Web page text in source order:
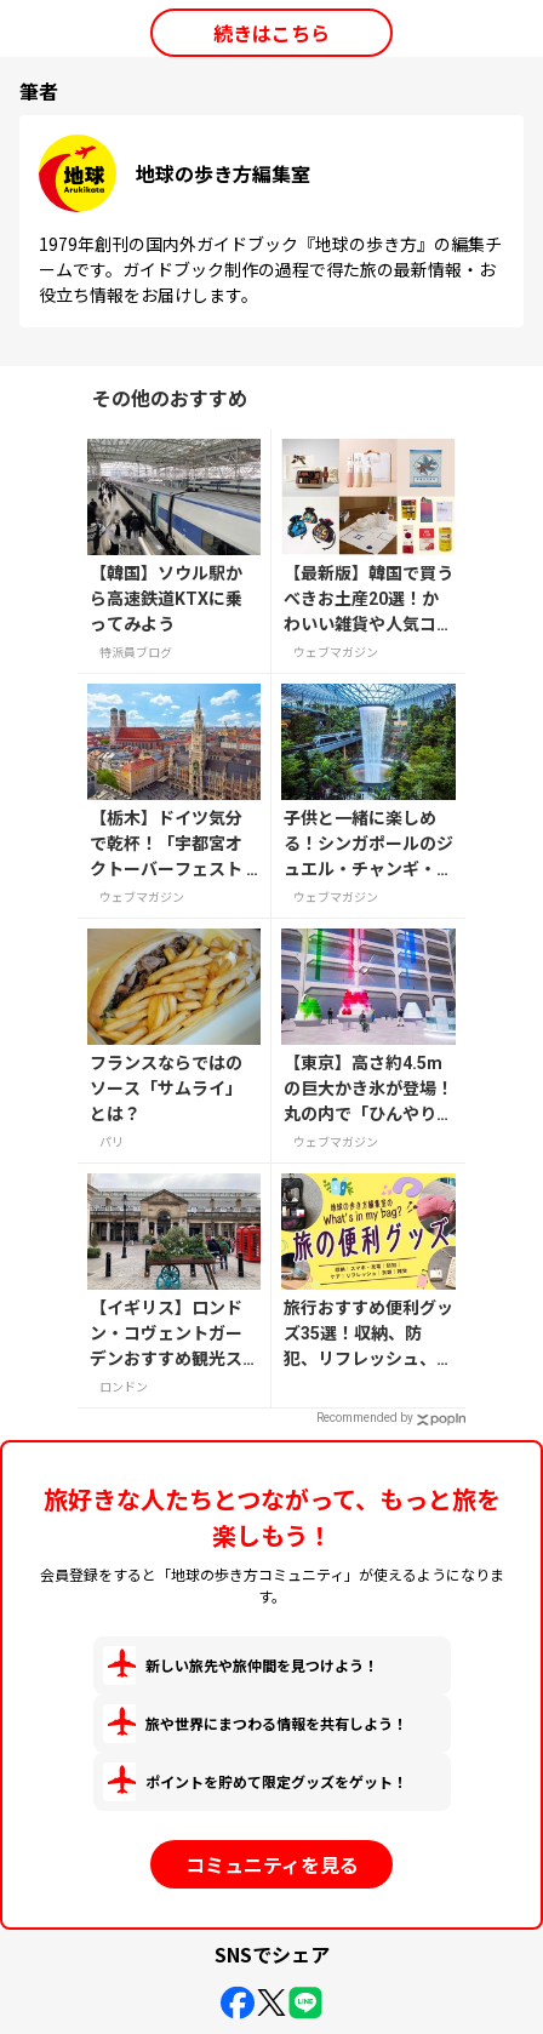
続きはこちら
筆者
地球の歩き方編集室
1979年創刊の国内外ガイドブック『地球の歩き方』の編集チ
ームです。ガイドブック制作の過程で得た旅の最新情報・お
役立ち情報をお届けします。
その他のおすすめ
【韓国】ソウル駅か
ら高速鉄道KTXに乗
ってみよう
特派員ブログ
【最新版】韓国で買う
べきお土産20選！か
わいい雑貨や人気コス
メを紹介
ウェブマガジン
【栃木】ドイツ気分
で乾杯！「宇都宮オ
クトーバーフェスト L
ight 2026」が8月7日
ウェブマガジン
子供と一緒に楽しめ
る！シンガポールのジ
ュエル・チャンギ・エ
アポート
ウェブマガジン
フランスならではの
ソース「サムライ」
とは？
パリ
【東京】高さ約4.5m
の巨大かき氷が登場！
丸の内で「ひんやりＫ
ＩＴＴＥ」が8月7日
ウェブマガジン
【イギリス】ロンド
ン・コヴェントガー
デンおすすめ観光ス
ポット3つ！
ロンドン
旅行おすすめ便利グッ
ズ35選！収納、防
犯、リフレッシュ、ど
集者の旅の持ち物】
Recommended by
旅好きな人たちとつながって、もっと旅を
楽しもう！
会員登録をすると「地球の歩き方コミュニティ」が使えるようになりま
す。
新しい旅先や旅仲間を見つけよう！
旅や世界にまつわる情報を共有しよう！
ポイントを貯めて限定グッズをゲット！
コミュニティを見る
SNSでシェア